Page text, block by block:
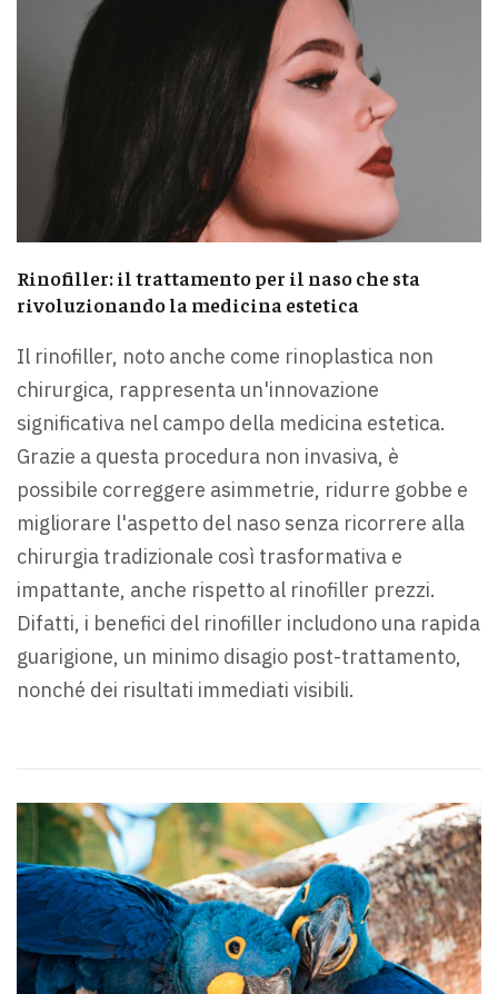
Rinofiller: il trattamento per il naso che sta
rivoluzionando la medicina estetica
Il rinofiller, noto anche come rinoplastica non
chirurgica, rappresenta un'innovazione
significativa nel campo della medicina estetica.
Grazie a questa procedura non invasiva, è
possibile correggere asimmetrie, ridurre gobbe e
migliorare l'aspetto del naso senza ricorrere alla
chirurgia tradizionale così trasformativa e
impattante, anche rispetto al rinofiller prezzi.
Difatti, i benefici del rinofiller includono una rapida
guarigione, un minimo disagio post-trattamento,
nonché dei risultati immediati visibili.